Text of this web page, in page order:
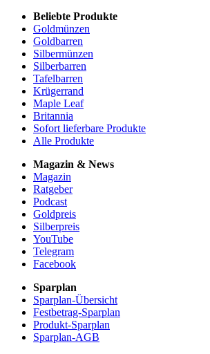
Beliebte Produkte
Goldmünzen
Goldbarren
Silbermünzen
Silberbarren
Tafelbarren
Krügerrand
Maple Leaf
Britannia
Sofort lieferbare Produkte
Alle Produkte
Magazin & News
Magazin
Ratgeber
Podcast
Goldpreis
Silberpreis
YouTube
Telegram
Facebook
Sparplan
Sparplan-Übersicht
Festbetrag-Sparplan
Produkt-Sparplan
Sparplan-AGB